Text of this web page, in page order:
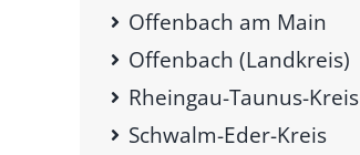
Offenbach am Main
Offenbach (Landkreis)
Rheingau-Taunus-Kreis
Schwalm-Eder-Kreis